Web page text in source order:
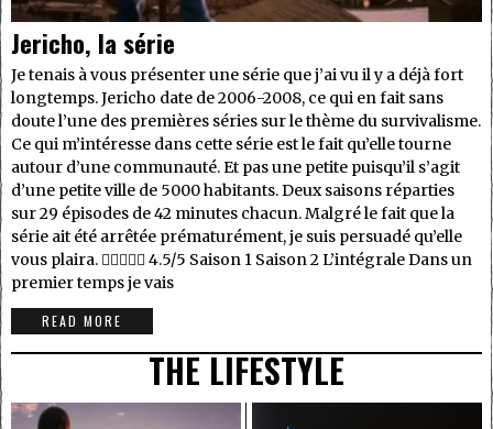
Jericho, la série
Je tenais à vous présenter une série que j’ai vu il y a déjà fort
longtemps. Jericho date de 2006-2008, ce qui en fait sans
doute l’une des premières séries sur le thème du survivalisme.
Ce qui m’intéresse dans cette série est le fait qu’elle tourne
autour d’une communauté. Et pas une petite puisqu’il s’agit
d’une petite ville de 5000 habitants. Deux saisons réparties
sur 29 épisodes de 42 minutes chacun. Malgré le fait que la
série ait été arrêtée prématurément, je suis persuadé qu’elle
vous plaira.  4.5/5 Saison 1 Saison 2 L’intégrale Dans un
premier temps je vais
READ MORE
THE LIFESTYLE